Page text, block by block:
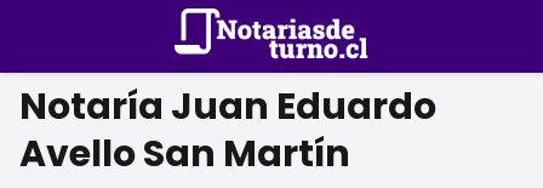
Notaría Juan Eduardo
Avello San Martín